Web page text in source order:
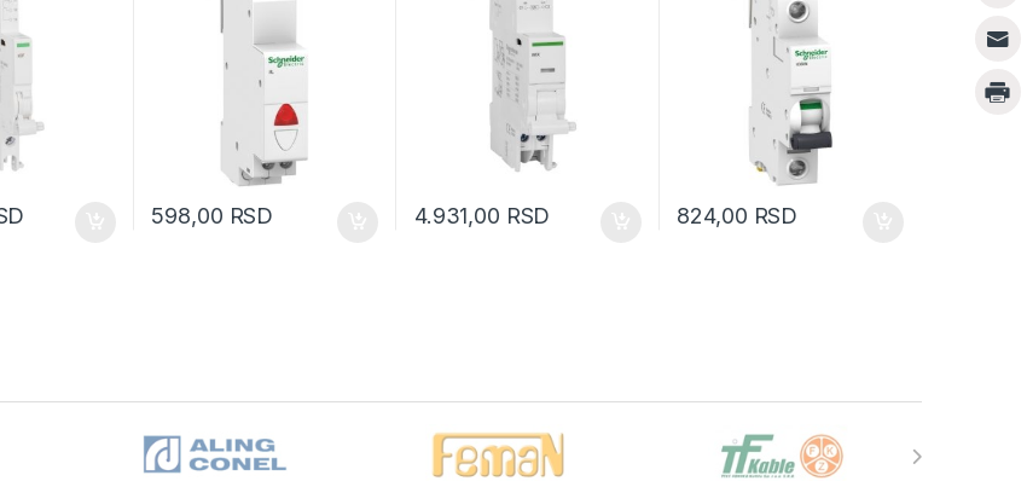
598,00 RSD 4.931,00 RSD 824,00 RSD